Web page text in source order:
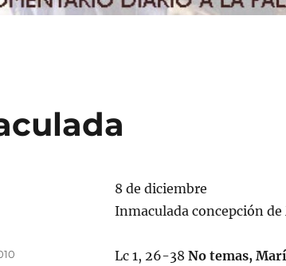
8 de diciembre
Inmaculada concepción de
Lc 1, 26-38 No temas,